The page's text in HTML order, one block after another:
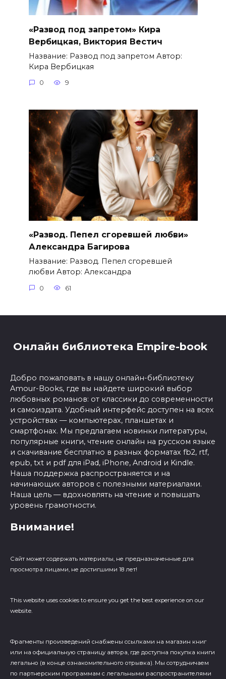
«Развод под запретом» Кира
Вербицкая, Виктория Вестич
Название: Развод под запретом Автор:
Кира Вербицкая
0 9
«Развод. Пепел сгоревшей любви»
Александра Багирова
Название: Развод. Пепел сгоревшей
любви Автор: Александра
0 61
Онлайн библиотека Empire-book
Добро пожаловать в нашу онлайн-библиотеку
Amour-Books, где вы найдете широкий выбор
любовных романов: от классики до современности
и самоиздата. Удобный интерфейс доступен на всех
устройствах — компьютерах, планшетах и
смартфонах. Мы предлагаем новинки литературы,
популярные книги, чтение онлайн на русском языке
и скачивание бесплатно в разных форматах fb2, rtf,
epub, txt и pdf для iPad, iPhone, Android и Kindle.
Наша поддержка распространяется и на
начинающих авторов с полезными материалами.
Наша цель — вдохновлять на чтение и повышать
уровень грамотности.
Внимание!
Сайт может содержать материалы, не предназначенные для
просмотра лицами, не достигшими 18 лет!
This website uses cookies to ensure you get the best experience on our
website.
Фрагменты произведений cнабжены ссылками на магазин книг
или на официальную страницу автора, где доступна покупка книги
легально (в конце ознакомительного отрывка). Мы сотрудничаем
по партнерским программам с легальными распространителями